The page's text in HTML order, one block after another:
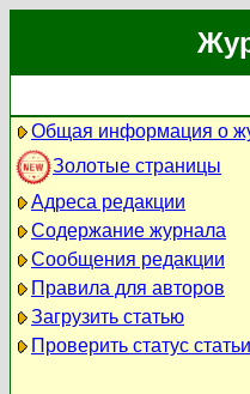
Общая информация о
Золотые страницы
Адреса редакции
Содержание журнала
Сообщения редакции
Правила для авторов
Загрузить статью
Проверить статус статьи